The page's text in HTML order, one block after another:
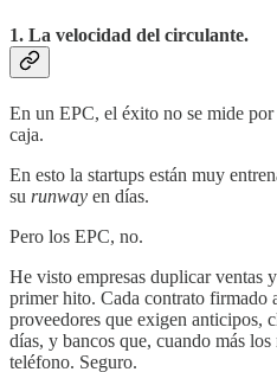
1. La velocidad del circulante.
En un EPC, el éxito no se mide
caja.
En esto la startups están muy
su runway en días.
Pero los EPC, no.
He visto empresas duplicar ventas
primer hito. Cada contrato firmado
proveedores que exigen anticipos,
días, y bancos que, cuando más
teléfono. Seguro.